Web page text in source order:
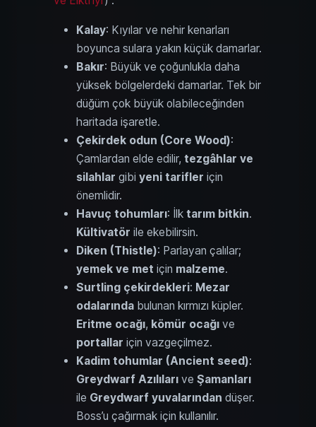
Kalay: Kıyılar ve nehir kenarları
boyunca sulara yakın küçük damarlar.
Bakır: Büyük ve çoğunlukla daha
yüksek bölgelerdeki damarlar. Tek bir
düğüm çok büyük olabileceğinden
haritada işaretle.
Çekirdek odun (Core Wood):
Çamlardan elde edilir, tezgâhlar ve
silahlar gibi yeni tarifler için
önemlidir.
Havuç tohumları: İlk tarım bitkin.
Kültivatör ile ekebilirsin.
Diken (Thistle): Parlayan çalılar;
yemek ve met için malzeme.
Surtling çekirdekleri: Mezar
odalarında bulunan kırmızı küpler.
Eritme ocağı, kömür ocağı ve
portallar için vazgeçilmez.
Kadim tohumlar (Ancient seed):
Greydwarf Azılıları ve Şamanları
ile Greydwarf yuvalarından düşer.
Boss’u çağırmak için kullanılır.